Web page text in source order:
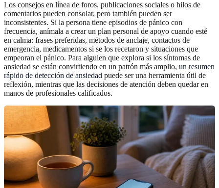
Los consejos en línea de foros, publicaciones sociales o hilos de
comentarios pueden consolar, pero también pueden ser
inconsistentes. Si la persona tiene episodios de pánico con
frecuencia, anímala a crear un plan personal de apoyo cuando esté
en calma: frases preferidas, métodos de anclaje, contactos de
emergencia, medicamentos si se los recetaron y situaciones que
empeoran el pánico. Para alguien que explora si los síntomas de
ansiedad se están convirtiendo en un patrón más amplio, un resumen
rápido de detección de ansiedad puede ser una herramienta útil de
reflexión, mientras que las decisiones de atención deben quedar en
manos de profesionales calificados.